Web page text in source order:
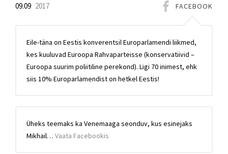
FACEBOOK
09.09 2017
Eile-täna on Eestis konverentsil Europarlamendi liikmed,
kes kuuluvad Euroopa Rahvaparteisse (konservatiivid –
Euroopa suurim poliitiline perekond). Ligi 70 inimest, ehk
siis 10% Europarlamendist on hetkel Eestis!
Üheks teemaks ka Venemaaga seonduv, kus esinejaks
Mikhail… Vaata Facebookis